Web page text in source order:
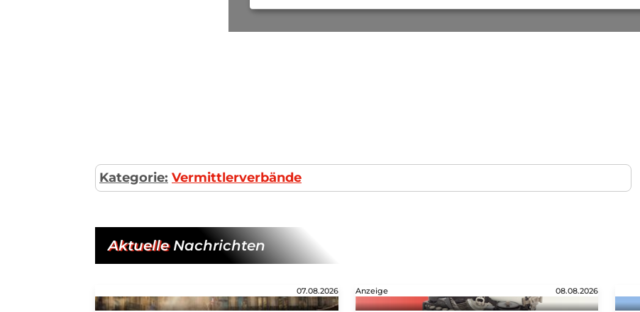
Kategorie: Vermittlerverbände
AktuelleNachrichten
07.08.2026 Anzeige 08.08.2026